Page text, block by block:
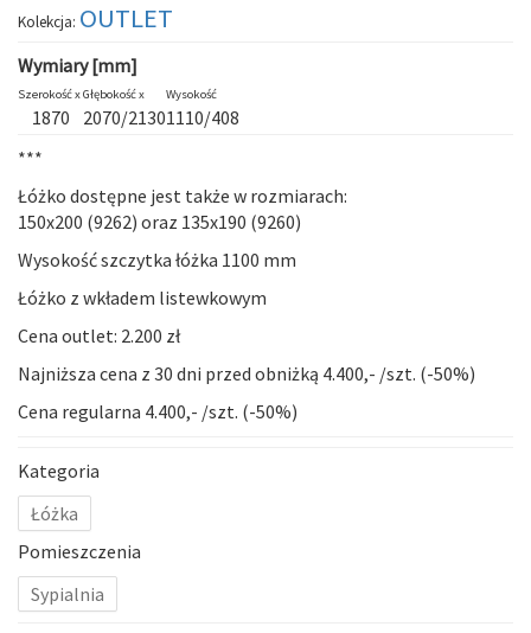
Kolekcja: OUTLET
Wymiary [mm]
Szerokość xGłębokość x Wysokość
1870 2070/21301110/408
***
Łóżko dostępne jest także w rozmiarach:
150x200 (9262) oraz 135x190 (9260)
Wysokość szczytka łóżka 1100 mm
Łóżko z wkładem listewkowym
Cena outlet: 2.200 zł
Najniższa cena z 30 dni przed obniżką 4.400,- /szt. (-50%)
Cena regularna 4.400,- /szt. (-50%)
Kategoria
Łóżka
Pomieszczenia
Sypialnia